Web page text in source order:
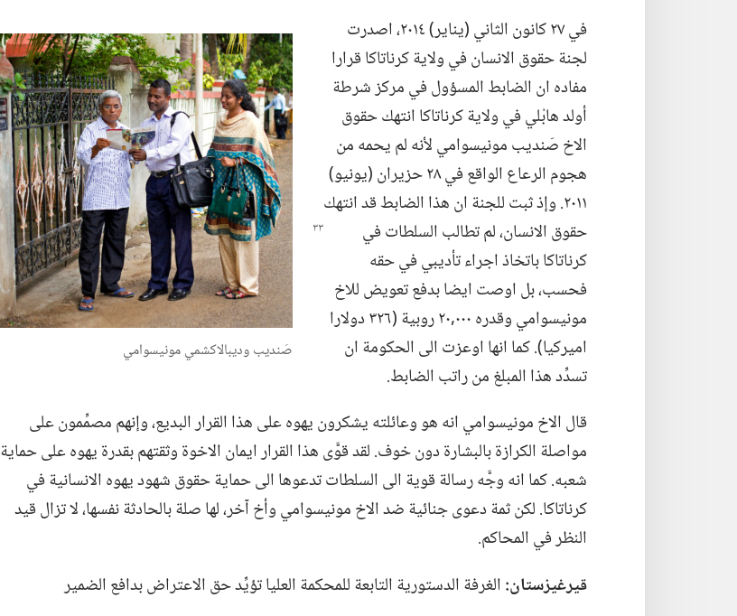
صَنديب وديبالاكشمي مونيسوامي
في ٢٧ كانون الثاني (‏يناير)‏ ٢٠١٤،‏ اصدرت
لجنة حقوق الانسان في ولاية كرناتاكا قرارا
مفاده ان الضابط المسؤول في مركز شرطة
أولد هابْلي في ولاية كرناتاكا انتهك حقوق
الاخ صَنديب مونيسوامي لأنه لم يحمه من
هجوم الرعاع الواقع في ٢٨ حزيران (‏يونيو)‏
٢٠١١.‏ وإذ ثبت للجنة ان هذا الضابط قد انتهك
حقوق الانسان،‏ لم تطالب السلطاتفي
كرناتاكا باتخاذ اجراء تأديبي في حقه
فحسب،‏ بل اوصت ايضا بدفع تعويض للاخ
مونيسوامي وقدره ٠٠٠‏,٢٠ روبية (‏٣٢٦ دولارا
اميركيا)‏.‏ كما انها اوعزت الى الحكومة ان
تسدِّد هذا المبلغ من راتب الضابط.‏
قال الاخ مونيسوامي انه هو وعائلته يشكرون يهوه على هذا القرار البديع،‏ وإنهم مصمِّمون على
مواصلة الكرازة بالبشارة دون خوف.‏ لقد قوَّى هذا القرار ايمان الاخوة وثقتهم بقدرة يهوه على حماية
شعبه.‏ كما انه وجَّه رسالة قوية الى السلطات تدعوها الى حماية حقوق شهود يهوه الانسانية في
كرناتاكا.‏ لكن ثمة دعوى جنائية ضد الاخ مونيسوامي وأخ آخر،‏ لها صلة بالحادثة نفسها،‏ لا تزال قيد
النظر في المحاكم.‏
قيرغيزستان:‏الغرفة الدستورية التابعة للمحكمة العليا تؤيِّد حق الاعتراض بدافع الضمير